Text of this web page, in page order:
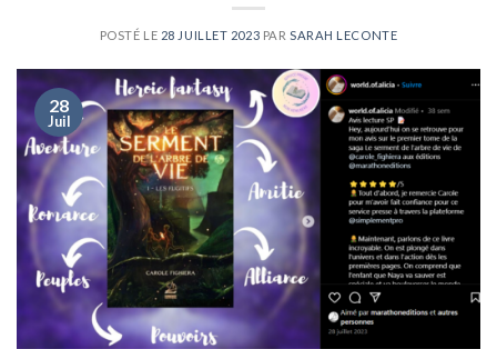
POSTÉ LE 28 JUILLET 2023 PAR SARAH LECONTE
28
Juil